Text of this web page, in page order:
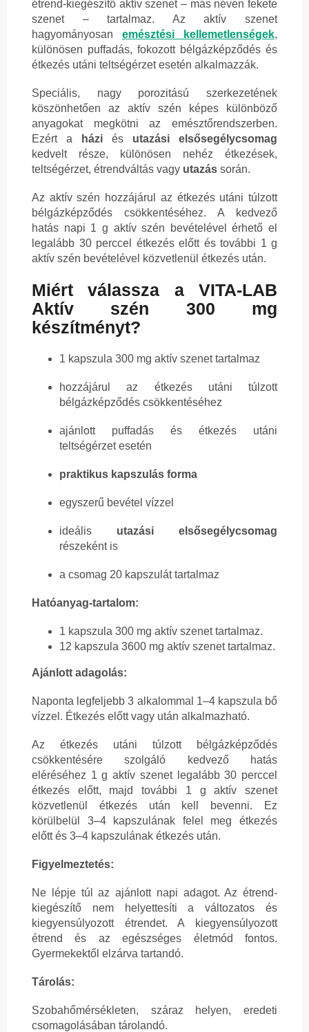
étrend-kiegészítő aktív szenet – más néven fekete
szenet – tartalmaz. Az aktív szenet
hagyományosan emésztési kellemetlenségek,
különösen puffadás, fokozott bélgázképződés és
étkezés utáni teltségérzet esetén alkalmazzák.
Speciális, nagy porozitású szerkezetének
köszönhetően az aktív szén képes különböző
anyagokat megkötni az emésztőrendszerben.
Ezért a
házi és utazási elsősegélycsomag
kedvelt része, különösen nehéz étkezések,
teltségérzet, étrendváltás vagy utazás során.
Az aktív szén hozzájárul az étkezés utáni túlzott
bélgázképződés csökkentéséhez. A kedvező
hatás napi 1 g aktív szén bevételével érhető el
legalább 30 perccel étkezés előtt és további 1 g
aktív szén bevételével közvetlenül étkezés után.
Miért válassza a VITA-LAB
Aktív szén 300 mg
készítményt?
1 kapszula 300 mg aktív szenet tartalmaz
hozzájárul az étkezés utáni túlzott
bélgázképződés csökkentéséhez
ajánlott puffadás és étkezés utáni
teltségérzet esetén
praktikus kapszulás forma
egyszerű bevétel vízzel
ideális utazási elsősegélycsomag
részeként is
a csomag 20 kapszulát tartalmaz
Hatóanyag-tartalom:
1 kapszula 300 mg aktív szenet tartalmaz.
12 kapszula 3600 mg aktív szenet tartalmaz.
Ajánlott adagolás:
Naponta legfeljebb 3 alkalommal 1–4 kapszula bő
vízzel. Étkezés előtt vagy után alkalmazható.
Az étkezés utáni túlzott bélgázképződés
csökkentésére szolgáló kedvező hatás
eléréséhez 1 g aktív szenet legalább 30 perccel
étkezés előtt, majd további 1 g aktív szenet
közvetlenül étkezés után kell bevenni. Ez
körülbelül 3–4 kapszulának felel meg étkezés
előtt és 3–4 kapszulának étkezés után.
Figyelmeztetés:
Ne lépje túl az ajánlott napi adagot. Az étrend-
kiegészítő nem helyettesíti a változatos és
kiegyensúlyozott étrendet. A kiegyensúlyozott
étrend és az egészséges életmód fontos.
Gyermekektől elzárva tartandó.
Tárolás:
Szobahőmérsékleten, száraz helyen, eredeti
csomagolásában tárolandó.